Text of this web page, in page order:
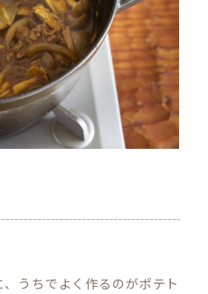
うちでよく作るのがポテト